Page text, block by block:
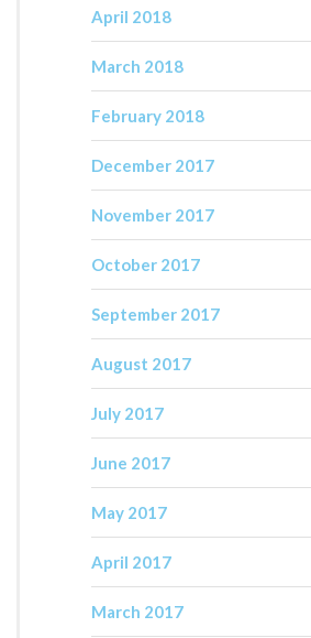
April 2018
March 2018
February 2018
December 2017
November 2017
October 2017
September 2017
August 2017
July 2017
June 2017
May 2017
April 2017
March 2017